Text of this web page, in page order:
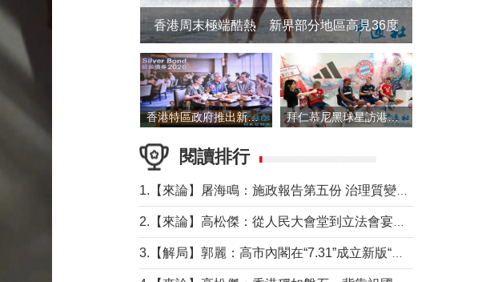
香港周末極端酷熱 新界部分地區高見36度
香港特區政府推出新一批銀色債券 每手1萬元保底息4.25厘 拜仁慕尼黑球星訪港 與球迷近距離互動
閱讀排行